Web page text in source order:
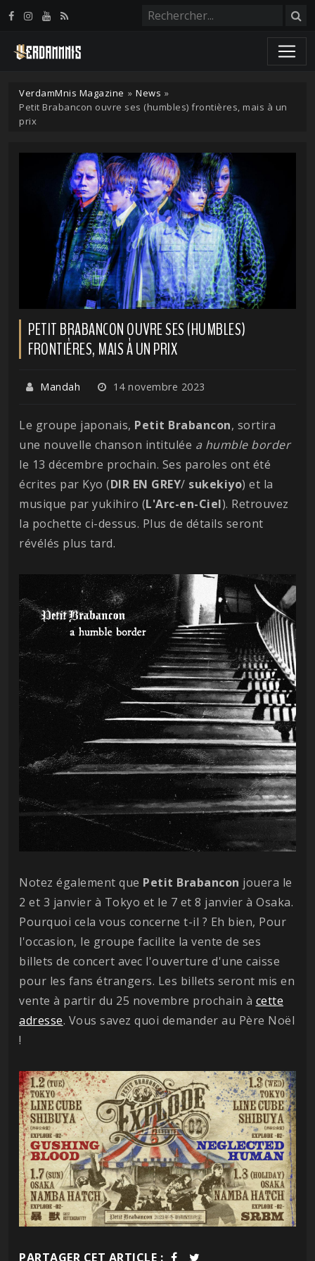
VerdamMnis Magazine » News »
Petit Brabancon ouvre ses (humbles) frontières, mais à un
prix
PETIT BRABANCON OUVRE SES (HUMBLES)
FRONTIÈRES, MAIS À UN PRIX
Mandah 14 novembre 2023
Le groupe japonais, Petit Brabancon, sortira
une nouvelle chanson intitulée a humble border
le 13 décembre prochain. Ses paroles ont été
écrites par Kyo (DIR EN GREY/ sukekiyo) et la
musique par yukihiro (L'Arc-en-Ciel). Retrouvez
la pochette ci-dessus. Plus de détails seront
révélés plus tard.
Notez également que Petit Brabancon jouera le
2 et 3 janvier à Tokyo et le 7 et 8 janvier à Osaka.
Pourquoi cela vous concerne t-il ? Eh bien, Pour
l'occasion, le groupe facilite la vente de ses
billets de concert avec l'ouverture d'une caisse
pour les fans étrangers. Les billets seront mis en
vente à partir du 25 novembre prochain à cette
adresse. Vous savez quoi demander au Père Noël
!
PARTAGER CET ARTICLE :
Panneau de gestion des cookies